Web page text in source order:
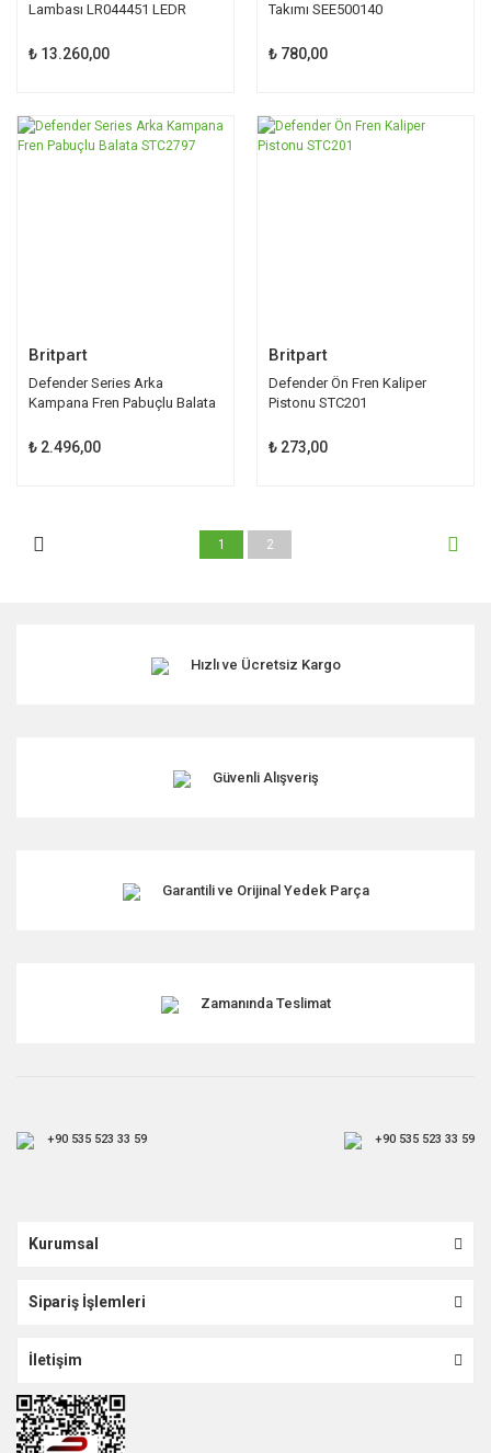
Lambası LR044451 LEDR
₺ 13.260,00
Takımı SEE500140
₺ 780,00
Britpart
Defender Series Arka
Kampana Fren Pabuçlu Balata
₺ 2.496,00
Britpart
Defender Ön Fren Kaliper
Pistonu STC201
₺ 273,00
1 2
Hızlı ve Ücretsiz Kargo
Güvenli Alışveriş
Garantili ve Orijinal Yedek Parça
Zamanında Teslimat
+90 535 523 33 59 +90 535 523 33 59
Kurumsal
Sipariş İşlemleri
İletişim